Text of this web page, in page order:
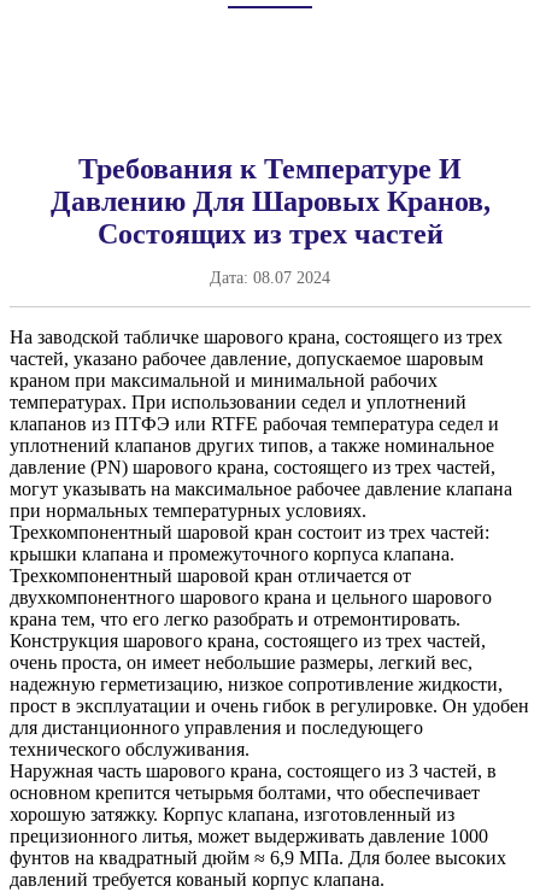
Требования к Температуре И
Давлению Для Шаровых Кранов,
Состоящих из трех частей
Дата: 08.07 2024
На заводской табличке шарового крана, состоящего из трех
частей, указано рабочее давление, допускаемое шаровым
краном при максимальной и минимальной рабочих
температурах. При использовании седел и уплотнений
клапанов из ПТФЭ или RTFE рабочая температура седел и
уплотнений клапанов других типов, а также номинальное
давление (PN) шарового крана, состоящего из трех частей,
могут указывать на максимальное рабочее давление клапана
при нормальных температурных условиях.
Трехкомпонентный шаровой кран состоит из трех частей:
крышки клапана и промежуточного корпуса клапана.
Трехкомпонентный шаровой кран отличается от
двухкомпонентного шарового крана и цельного шарового
крана тем, что его легко разобрать и отремонтировать.
Конструкция шарового крана, состоящего из трех частей,
очень проста, он имеет небольшие размеры, легкий вес,
надежную герметизацию, низкое сопротивление жидкости,
прост в эксплуатации и очень гибок в регулировке. Он удобен
для дистанционного управления и последующего
технического обслуживания.
Наружная часть шарового крана, состоящего из 3 частей, в
основном крепится четырьмя болтами, что обеспечивает
хорошую затяжку. Корпус клапана, изготовленный из
прецизионного литья, может выдерживать давление 1000
фунтов на квадратный дюйм ≈ 6,9 МПа. Для более высоких
давлений требуется кованый корпус клапана.